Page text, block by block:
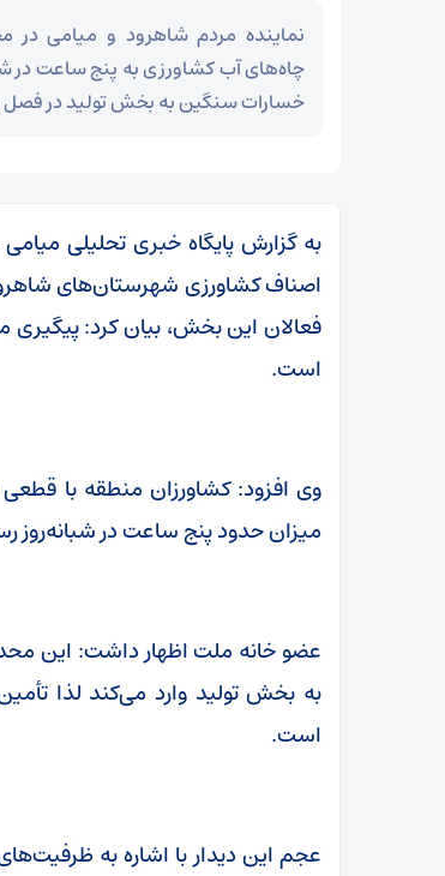
نماینده مردم شاهرود و میامی
چاه‌های آب کشاورزی به پنج ساعت در
خسارات سنگین به بخش تولید در فصل
به گزارش پایگاه خبری تحلیلی
اصناف کشاورزی شهرستان‌های
فعالان این بخش، بیان کرد: پیگیری
است.
وی افزود: کشاورزان منطقه با
میزان حدود پنج ساعت در شبانه‌روز
عضو خانه ملت اظهار داشت: این
به بخش تولید وارد می‌کند لذا
است.
عجم این دیدار با اشاره به
عراقچی در پیامی درگذشت ابوالقاسم
تسلیت گفت